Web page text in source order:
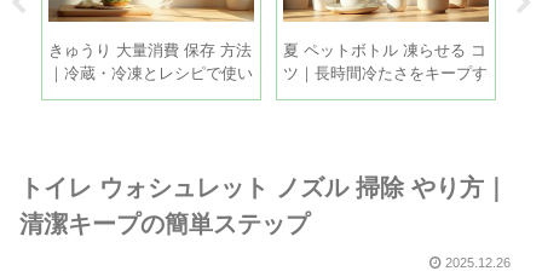
きゅうり 大量消費 保存 方法
｜冷蔵・冷凍とレシピで使い
きるコツ
夏 ペットボトル 凍らせる コ
ツ｜長時間冷たさをキープす
る5つの方法
トイレ ウォシュレット ノズル 掃除 やり方｜
清潔キープの簡単ステップ
2025.12.26